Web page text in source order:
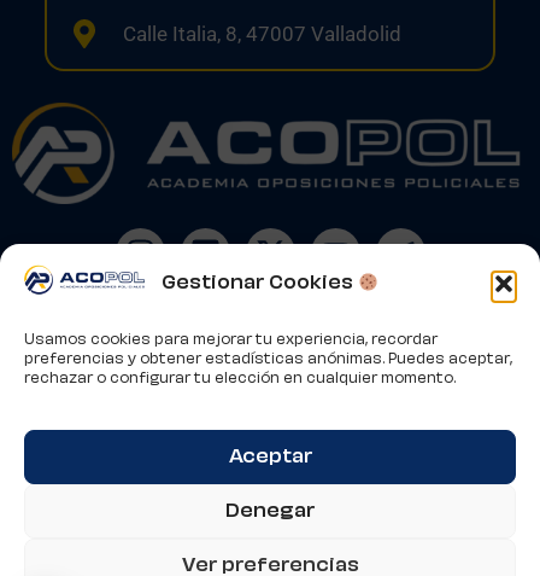
Gestionar Cookies
Usamos cookies para mejorar tu experiencia, recordar
preferencias y obtener estadísticas anónimas. Puedes aceptar,
rechazar o configurar tu elección en cualquier momento.
Aceptar
Denegar
Ver preferencias
Calle Italia, 8, 47007 Valladolid
Aviso Legal
Condiciones de Contratación
Política de Cookies
Este sitio está protegido por reCAPTCHA y se aplican la
Google.